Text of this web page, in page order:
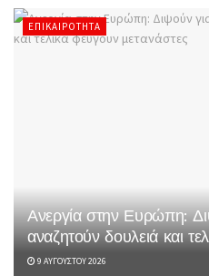
ΕΠΙΚΑΙΡΌΤΗΤΑ
Ανεργία στην Ευρώπη:
αναζητούν δουλειά και
9 ΑΥΓΟΎΣΤΟΥ 2026